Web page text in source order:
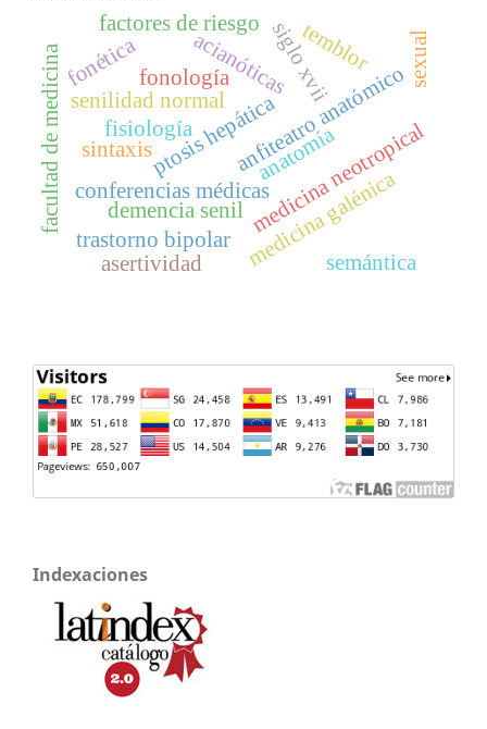
ptosis hepática
conferencias médicas
anatomía
fisiología
demencia senil
senilidad normal anfiteatro anatómico
medicina neotropical
acianóticas
medicina galénica
facultad de medicina siglo xvii
trastorno bipolar
sintaxis
semántica
fonéticafonología
factores de riesgo temblor
asertividad
sexual
Indexaciones